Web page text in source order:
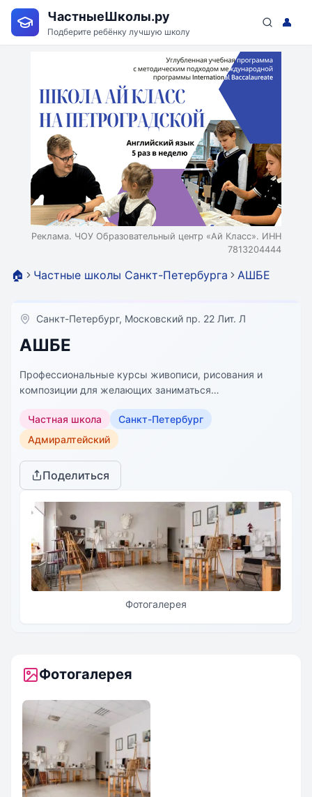
ЧастныеШколы.ру
Подберите ребёнку лучшую школу
👤
Реклама. ЧОУ Образовательный центр «Ай Класс». ИНН
7813204444
🏠 Частные школы Санкт-Петербурга АШБЕ
Санкт-Петербург, Московский пр. 22 Лит. Л
АШБЕ
Профессиональные курсы живописи, рисования и
композиции для желающих заниматься
заложена академическая система образования,
направленная на интенсивное прохождение учебных
заданий учащимися. Академическая художественная
школа в России считается лучшей и единственной
последовательной реалистической школой в мире.
изучении изобразительного искусства.
Частная школа
Санкт-Петербург
Адмиралтейский
Поделиться
Фотогалерея
Фотогалерея